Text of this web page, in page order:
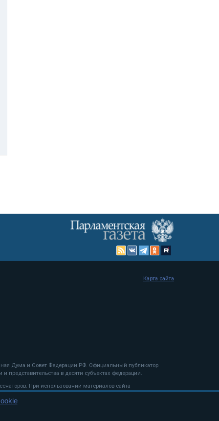
Дума и Совет Федерации РФ. Официальный публикатор
представительства в десяти субъектах федерации.
При использовании материалов сайта
Карта сайта